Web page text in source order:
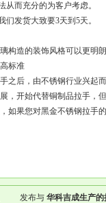
从而充分的为客户考虑。
发货大致要3天到5天。
构造的装饰风格可以更明
标准
之后，由不锈钢行业兴起
，开始代替铜制品拉手，
如果您对黑金不锈钢拉
发布与 华科吉成生产